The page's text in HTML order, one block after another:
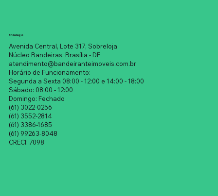
Endereço
Avenida Central, Lote 317, Sobreloja
Núcleo Bandeiras, Brasília - DF
atendimento@bandeiranteimoveis.com.br
Horário de Funcionamento:
Segunda a Sexta 08:00 - 12:00 e 14:00 - 18:00
Sábado: 08:00 - 12:00
Domingo: Fechado
(61) 3022-0256
(61) 3552-2814
(61) 3386-1685
(61) 99263-8048
CRECI: 7098